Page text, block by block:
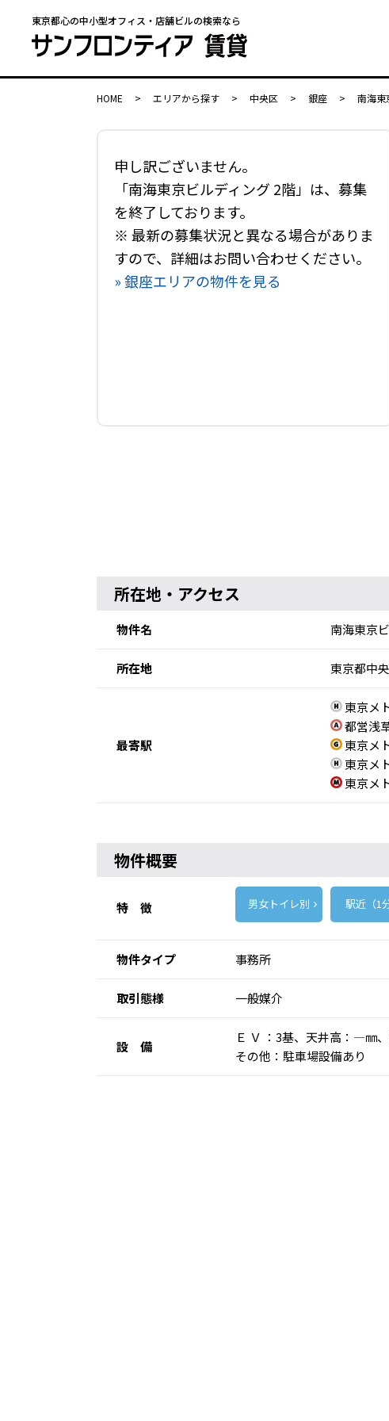
東京都心の中小型オフィス・店舗ビルの検索なら
HOME > エリアから探す > 中央区 > 銀座 > 南海東
申し訳ございません。
「南海東京ビルディング 2階」は、募集
を終了しております。
※ 最新の募集状況と異なる場合がありま
すので、詳細はお問い合わせください。
» 銀座エリアの物件を見る
所在地・アクセス
物件名 南海東京
所在地 東京都中
最寄駅
東京メ
都営浅
東京メ
東京メ
東京メ
物件概要
特 徴 男女トイレ別 駅近（1分
物件タイプ 事務所
取引態様 一般媒介
設 備
Ｅ Ｖ ：3基、天井高：―㎜
その他：駐車場設備あり